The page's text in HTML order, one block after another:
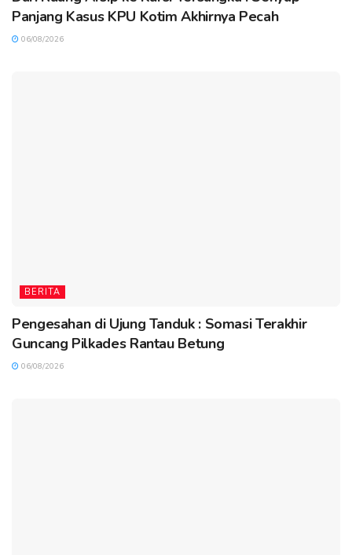
Panjang Kasus KPU Kotim Akhirnya Pecah
06/08/2026
BERITA
Pengesahan di Ujung Tanduk : Somasi Terakhir
Guncang Pilkades Rantau Betung
06/08/2026